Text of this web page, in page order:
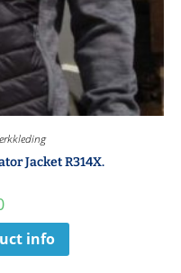
Jacket R314X.
info